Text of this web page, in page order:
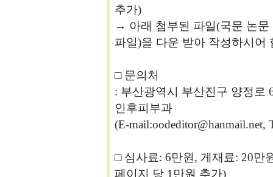
추가)
→ 아래 첨부된 파일(국문 논
파일)을 다운 받아 작성하시어
□ 문의처
: 부산광역시 부산진구 양정로
인후피부과
(E-mail:oodeditor@hanmail.net,
□ 심사료: 6만원, 게재료: 20만
페이지 당 1만원 추가)